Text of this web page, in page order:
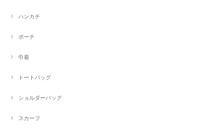
ハンカチ
ポーチ
巾着
トートバッグ
ショルダーバッグ
スカーフ